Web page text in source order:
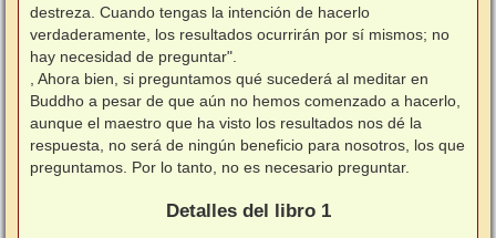
destreza. Cuando tengas la intención de hacerlo
verdaderamente, los resultados ocurrirán por sí mismos; no
hay necesidad de preguntar".
, Ahora bien, si preguntamos qué sucederá al meditar en
Buddho a pesar de que aún no hemos comenzado a hacerlo,
aunque el maestro que ha visto los resultados nos dé la
respuesta, no será de ningún beneficio para nosotros, los que
preguntamos. Por lo tanto, no es necesario preguntar.
Detalles del libro 1